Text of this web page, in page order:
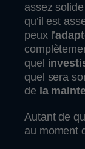
assez
qu’il est
peux l’
quel
quel sera
de la
Autant de
au moment